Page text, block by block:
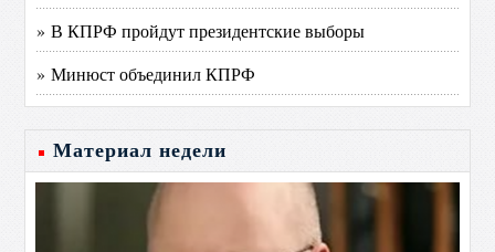
» В КПРФ пройдут президентские выборы
» Минюст объединил КПРФ
Материал недели